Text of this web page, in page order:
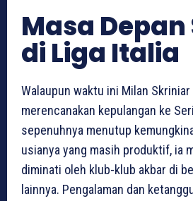
Masa
di Liga Italia
Walaupun waktu ini Milan Skriniar
merencanakan kepulangan ke
sepenuhnya menutup
usianya yang masih produktif, ia
diminati oleh klub-klub akbar di
lainnya. Pengalaman dan